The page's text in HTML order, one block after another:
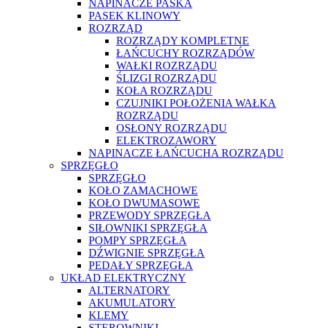
NAPINACZE PASKA
PASEK KLINOWY
ROZRZĄD
ROZRZĄDY KOMPLETNE
ŁAŃCUCHY ROZRZĄDÓW
WAŁKI ROZRZĄDU
ŚLIZGI ROZRZĄDU
KOŁA ROZRZĄDU
CZUJNIKI POŁOŻENIA WAŁKA
ROZRZĄDU
OSŁONY ROZRZĄDU
ELEKTROZAWORY
NAPINACZE ŁAŃCUCHA ROZRZĄDU
SPRZĘGŁO
SPRZĘGŁO
KOŁO ZAMACHOWE
KOŁO DWUMASOWE
PRZEWODY SPRZĘGŁA
SIŁOWNIKI SPRZĘGŁA
POMPY SPRZĘGŁA
DŹWIGNIE SPRZĘGŁA
PEDAŁY SPRZĘGŁA
UKŁAD ELEKTRYCZNY
ALTERNATORY
AKUMULATORY
KLEMY